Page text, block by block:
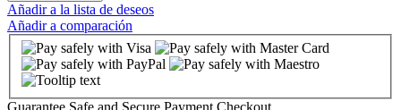
panel
panel
Añadir a la lista de deseos
Añadir a comparación